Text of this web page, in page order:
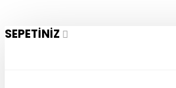
SEPETINIZ